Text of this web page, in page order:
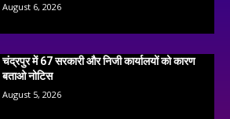
August 6, 2026
चंद्रपुर में 67 सरकारी और निजी कार्यालयों को कारण
बताओ नोटिस
August 5, 2026